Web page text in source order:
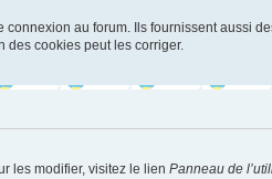
au forum. Ils fournissent aussi
des cookies peut les corriger.
les modifier, visitez le lien Panneau de